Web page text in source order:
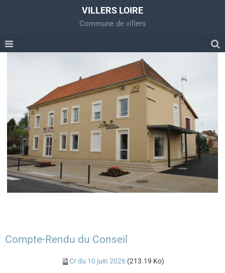
VILLERS LOIRE
Commune de villers
Compte-Rendu du Conseil
Cr du 10 juin 2026 (213.19 Ko)